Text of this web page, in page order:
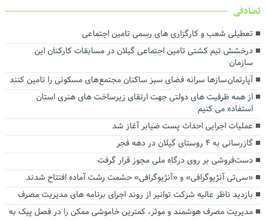
تصادفی
تعطیلی شعب و کارگزاری های رسمی تامین اجتماعی
درخشش تیم کشتی تامین اجتماعی گیلان در مسابقات کارکنان این
سازمان
آپارتمان سازها سرانه فضای سبز ساکنان مجتمع های مسکونی را تامین کنند
از همه ظرفیت های دولتی جهت ارتقای زیرساخت های هنری استان
استفاده می کنیم
عملیات اجرایی احداث پست ضیابر آغاز شد
گازرسانی به ۴ روستای گیلان در دهه فجر
دست‌فروشی بر روی درگاه ملی مجوز قرار گرفت
«سی‌تی آنژیوگرافی» و «آنژیوگرافی» حشمت رشت آماده افتتاح شدند
بازدید ناظر عالیه شرکت توانیر از روند اجرای برنامه های مدیریت مصرف
مدیریت مصرف هوشمند و موثر، کمترین خاموشی ممکن را در فصل پیک به